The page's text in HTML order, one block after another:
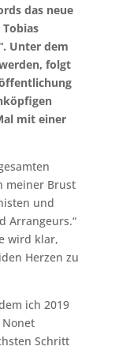
das neue
Unter dem
folgt
mit einer
meiner Brust
und
Arrangeurs.“
wird klar,
Herzen zu
ich 2019
Nonet
Schritt